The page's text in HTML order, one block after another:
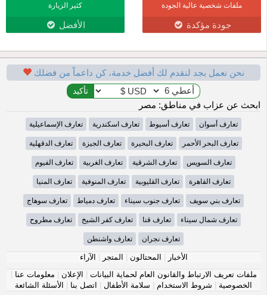
ملفات شخصية عالية الجودة
جودة مؤكدة
كثير الزيارة
الأفضل
نحن نعمل بجد لنقدم لك أفضل خدمة، كن داعماً من فضلك
ابحث عن عزاب في مناطق: مصر
تعارف أسوان تعارف أسيوط تعارف اسكندرية تعارف الإسماعيلية
تعارف البحر الأحمر تعارف البحيرة تعارف الجيزة تعارف الدقهلية
تعارف السويس تعارف الشرقية تعارف الغربية تعارف الفيوم
تعارف القاهرة تعارف القليوبية تعارف المنوفية تعارف المنيا
تعارف بني سويف تعارف جنوب سيناء تعارف دمياط تعارف سوهاج
تعارف شمال سيناء تعارف قنا تعارف كفر الشيخ تعارف مطروح
تعارف نجران تعارف واشنطن
الأخبار | المحتالون | المتجر | الآراء
ملفات تعريف الارتباط والقانون العام لحماية البيانات | الإعلان | معلومات عنا |
الخصوصية | شروط الاستخدام | سلامة الأطفال | اتصل بنا | الأسئلة الشائعة